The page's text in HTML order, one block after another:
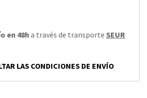
en 48h a través de transporte SEUR
LAS CONDICIONES DE ENVÍO